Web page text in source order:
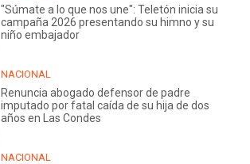
"Súmate a lo que nos une": Teletón inicia su
campaña 2026 presentando su himno y su
niño embajador
NACIONAL
Renuncia abogado defensor de padre
imputado por fatal caída de su hija de dos
años en Las Condes
NACIONAL